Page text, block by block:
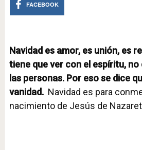
FACEBOOK
Navidad es amor, es unión, es
tiene que ver con el espíritu, no
las personas. Por eso se dice
vanidad. Navidad es para
nacimiento de Jesús de